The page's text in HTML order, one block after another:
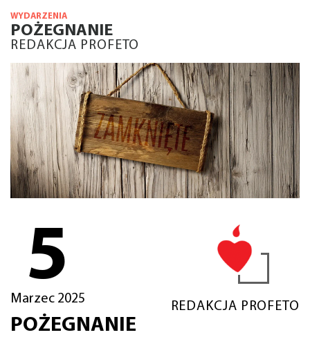
WYDARZENIA
POŻEGNANIE
REDAKCJA PROFETO
5
Marzec 2025
REDAKCJA PROFETO
POŻEGNANIE